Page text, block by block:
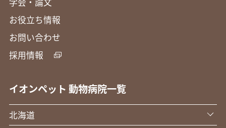
お役立ち情報
お問い合わせ
採用情報
イオンペット 動物病院一覧
北海道